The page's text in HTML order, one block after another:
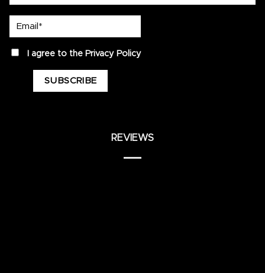
privacyI agree to the Privacy Policy
REVIEWS